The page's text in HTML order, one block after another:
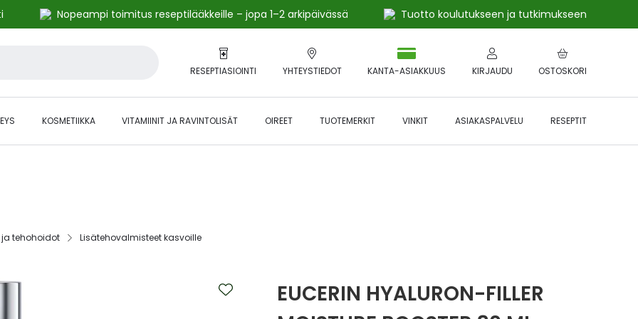
Nopeampi toimitus reseptilääkkeille – jopa 1–2 arkipäivässä
Tuotto koulutukseen ja tutkimukseen
RESEPTIASIOINTI YHTEYSTIEDOT OSTOSKORI
KANTA-ASIAKKUUS KIRJAUDU
KOSMETIIKKA VITAMIINIT JA RAVINTOLISÄT OIREET TUOTEMERKIT VINKIT ASIAKASPALVELU RESEPTIT
ja tehohoidot‎ Lisätehovalmisteet kasvoille‎
EUCERIN HYALURON-FILLER